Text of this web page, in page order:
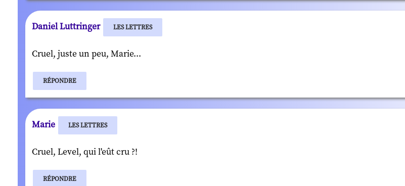
Daniel Luttringer LES LETTRES
Cruel, juste un peu, Marie...
RÉPONDRE
Marie LES LETTRES
Cruel, Level, qui l'eût cru ?!
RÉPONDRE